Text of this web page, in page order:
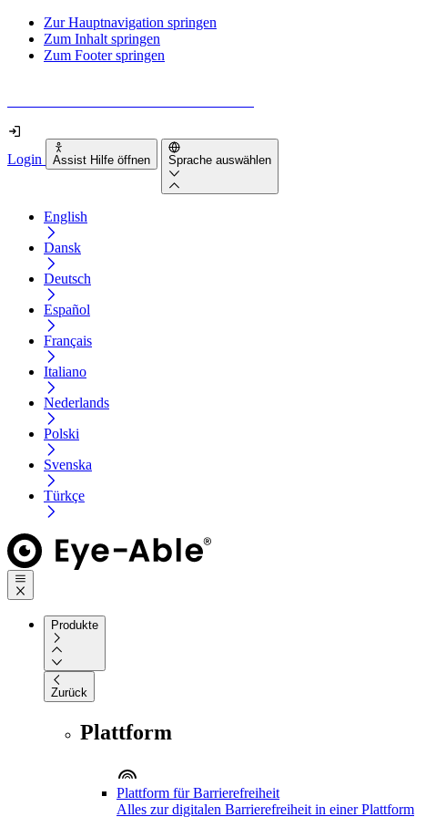
Zur Hauptnavigation springen
Zum Inhalt springen
Zum Footer springen
Login Assist Hilfe öffnen Sprache auswählen
English
Dansk
Deutsch
Español
Français
Italiano
Nederlands
Polski
Svenska
Türkçe
Produkte
Zurück
Plattform
Plattform für Barrierefreiheit
Alles zur digitalen Barrierefreiheit in einer Plattform